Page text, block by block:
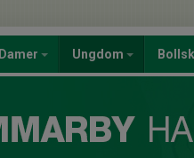
Damer Ungdom